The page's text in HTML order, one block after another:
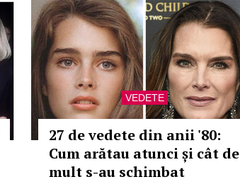
VEDETE
27 de vedete din anii '80:
Cum arătau atunci și cât de
mult s-au schimbat